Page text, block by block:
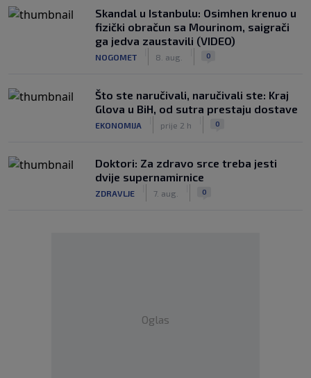
Skandal u Istanbulu: Osimhen krenuo u
fizički obračun sa Mourinom, saigrači
ga jedva zaustavili (VIDEO)
NOGOMET 8. aug. 0
Što ste naručivali, naručivali ste: Kraj
Glova u BiH, od sutra prestaju dostave
EKONOMIJA prije 2 h 0
Doktori: Za zdravo srce treba jesti
dvije supernamirnice
ZDRAVLJE 7. aug. 0
Oglas